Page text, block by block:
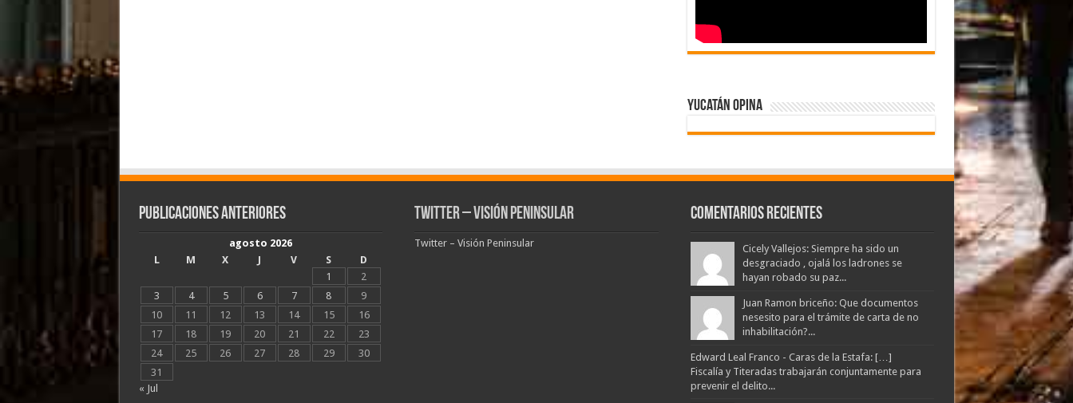
Yucatán Opina
Publicaciones Anteriores
agosto 2026
L
M X J V S
D
1
2
3
4 5 6 7 8
9
10
11 12 13 14 15
16
17
18 19 20 21 22
23
24
25 26 27 28 29
30
31
« Jul
Twitter – Visión Peninsular
Twitter – Visión Peninsular
Comentarios Recientes
Cicely Vallejos: Siempre ha sido un
desgraciado , ojalá los ladrones se
hayan robado su paz...
Juan Ramon briceño: Que documentos
nesesito para el trámite de carta de no
inhabilitación?...
Edward Leal Franco - Caras de la Estafa: […]
Fiscalía y Titeradas trabajarán conjuntamente para
prevenir el delito...